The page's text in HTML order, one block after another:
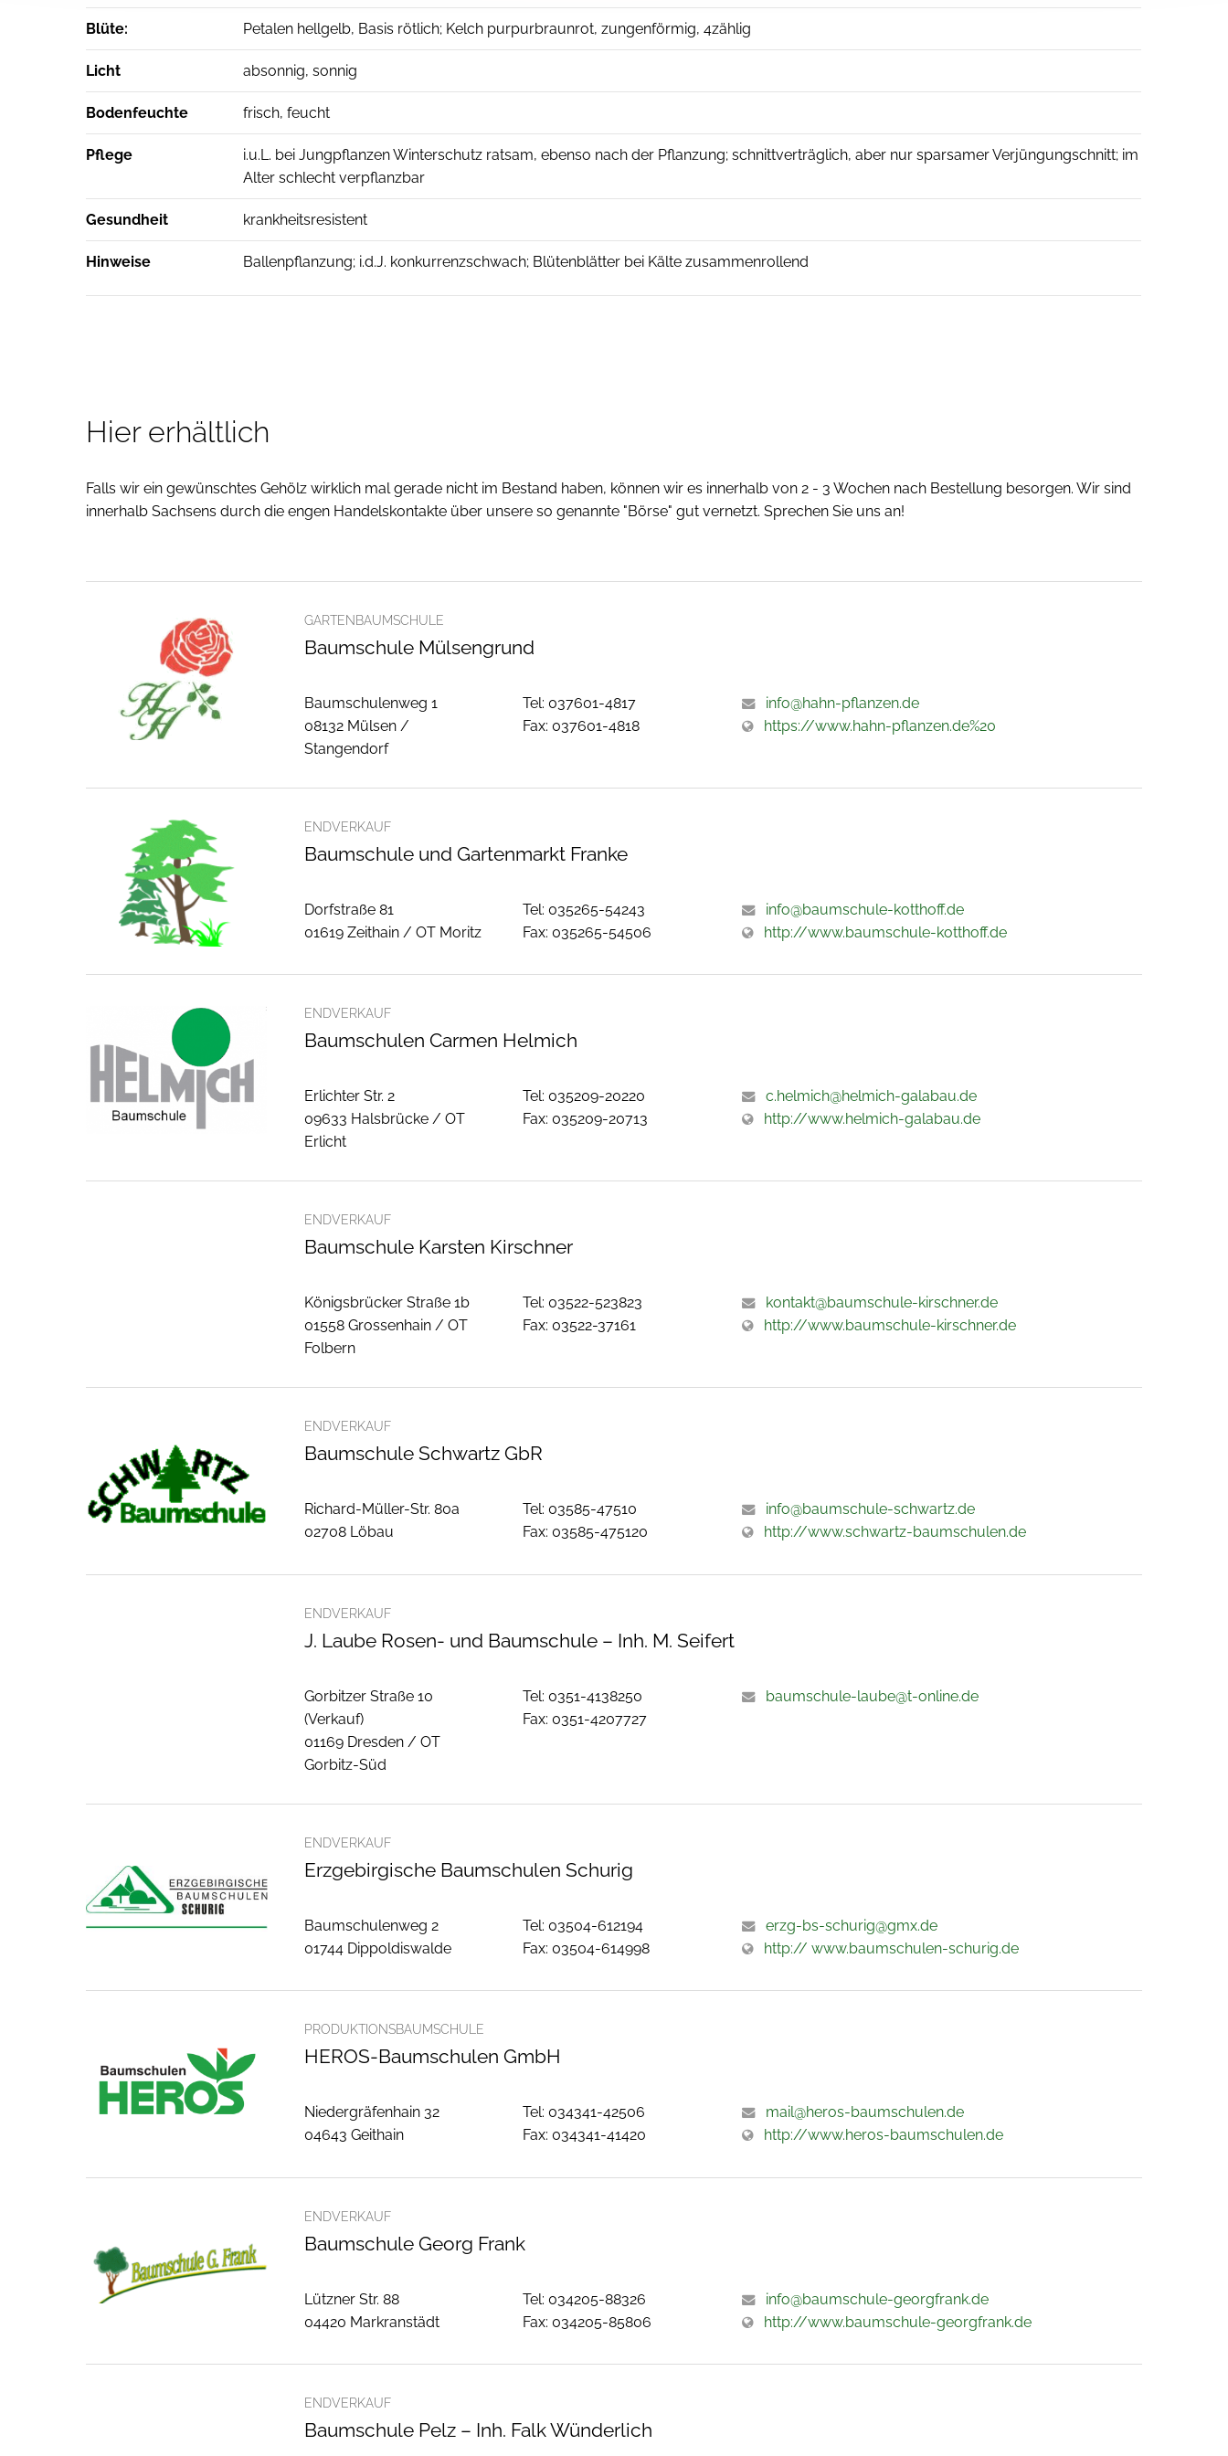
Blüte: Petalen hellgelb, Basis rötlich; Kelch purpurbraunrot, zungenförmig, 4zählig
Licht absonnig, sonnig
Bodenfeuchte frisch, feucht
Pflege
i.u.L. bei Jungpflanzen Winterschutz ratsam, ebenso nach der Pflanzung; schnittverträglich, aber nur sparsamer Verjüngungschnitt; im
Alter schlecht verpflanzbar
Gesundheit krankheitsresistent
Hinweise Ballenpflanzung; i.d.J. konkurrenzschwach; Blütenblätter bei Kälte zusammenrollend
Hier erhältlich
Falls wir ein gewünschtes Gehölz wirklich mal gerade nicht im Bestand haben, können wir es innerhalb von 2 - 3 Wochen nach Bestellung besorgen. Wir sind
innerhalb Sachsens durch die engen Handelskontakte über unsere so genannte "Börse" gut vernetzt. Sprechen Sie uns an!
GARTENBAUMSCHULE
Baumschule Mülsengrund
Baumschulenweg 1
08132 Mülsen /
Stangendorf
Tel: 037601-4817
Fax: 037601-4818
info@hahn-pflanzen.de
https://www.hahn-pflanzen.de%20
ENDVERKAUF
Baumschule und Gartenmarkt Franke
Dorfstraße 81
01619 Zeithain / OT Moritz
Tel: 035265-54243
Fax: 035265-54506
info@baumschule-kotthoff.de
http://www.baumschule-kotthoff.de
ENDVERKAUF
Baumschulen Carmen Helmich
Erlichter Str. 2
09633 Halsbrücke / OT
Erlicht
Tel: 035209-20220
Fax: 035209-20713
c.helmich@helmich-galabau.de
http://www.helmich-galabau.de
ENDVERKAUF
Baumschule Karsten Kirschner
Königsbrücker Straße 1b
01558 Grossenhain / OT
Folbern
Tel: 03522-523823
Fax: 03522-37161
kontakt@baumschule-kirschner.de
http://www.baumschule-kirschner.de
ENDVERKAUF
Baumschule Schwartz GbR
Richard-Müller-Str. 80a
02708 Löbau
Tel: 03585-47510
Fax: 03585-475120
info@baumschule-schwartz.de
http://www.schwartz-baumschulen.de
ENDVERKAUF
J. Laube Rosen- und Baumschule – Inh. M. Seifert
Gorbitzer Straße 10
(Verkauf)
01169 Dresden / OT
Gorbitz-Süd
Tel: 0351-4138250
Fax: 0351-4207727
baumschule-laube@t-online.de
ENDVERKAUF
Erzgebirgische Baumschulen Schurig
Baumschulenweg 2
01744 Dippoldiswalde
Tel: 03504-612194
Fax: 03504-614998
erzg-bs-schurig@gmx.de
http:// www.baumschulen-schurig.de
PRODUKTIONSBAUMSCHULE
HEROS-Baumschulen GmbH
Niedergräfenhain 32
04643 Geithain
Tel: 034341-42506
Fax: 034341-41420
mail@heros-baumschulen.de
http://www.heros-baumschulen.de
ENDVERKAUF
Baumschule Georg Frank
Lützner Str. 88
04420 Markranstädt
Tel: 034205-88326
Fax: 034205-85806
info@baumschule-georgfrank.de
http://www.baumschule-georgfrank.de
ENDVERKAUF
Baumschule Pelz – Inh. Falk Wünderlich